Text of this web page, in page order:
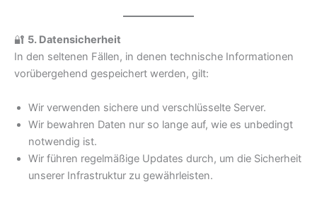
🔐 5. Datensicherheit
In den seltenen Fällen, in denen technische Informationen
vorübergehend gespeichert werden, gilt:
Wir verwenden sichere und verschlüsselte Server.
Wir bewahren Daten nur so lange auf, wie es unbedingt
notwendig ist.
Wir führen regelmäßige Updates durch, um die Sicherheit
unserer Infrastruktur zu gewährleisten.